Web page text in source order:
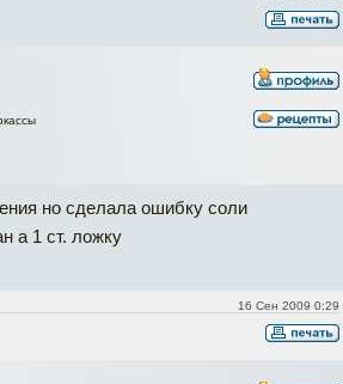
но сделала ошибку соли
а 1 ст. ложку
16 Сен 2009 0:29